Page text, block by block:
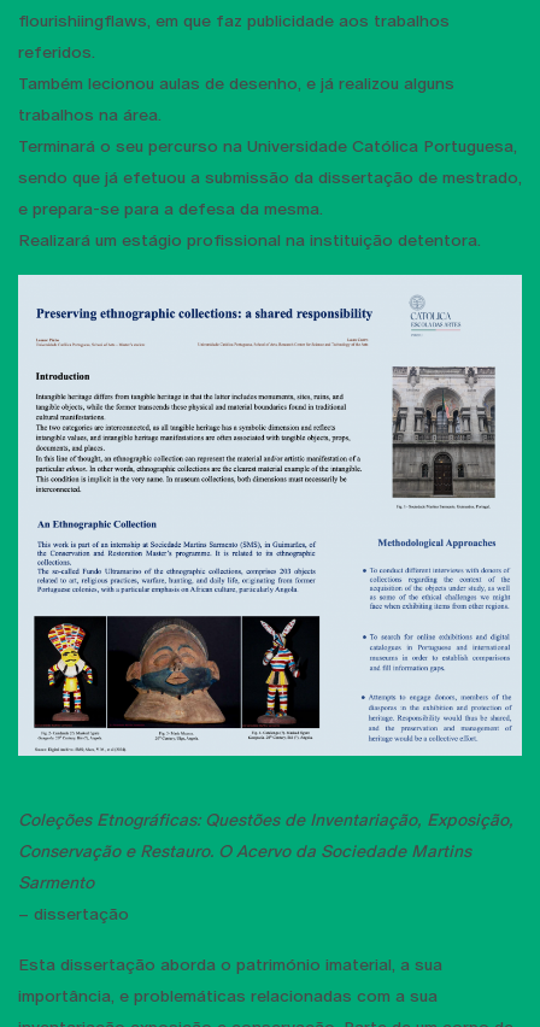
flourishiingflaws, em que faz publicidade aos trabalhos
referidos.
Também lecionou aulas de desenho, e já realizou alguns
trabalhos na área.
Terminará o seu percurso na Universidade Católica Portuguesa,
sendo que já efetuou a submissão da dissertação de mestrado,
e prepara-se para a defesa da mesma.
Realizará um estágio profissional na instituição detentora.
Coleções Etnográficas: Questões de Inventariação, Exposição,
Conservação e Restauro. O Acervo da Sociedade Martins
Sarmento
– dissertação
Esta dissertação aborda o património imaterial, a sua
importância, e problemáticas relacionadas com a sua